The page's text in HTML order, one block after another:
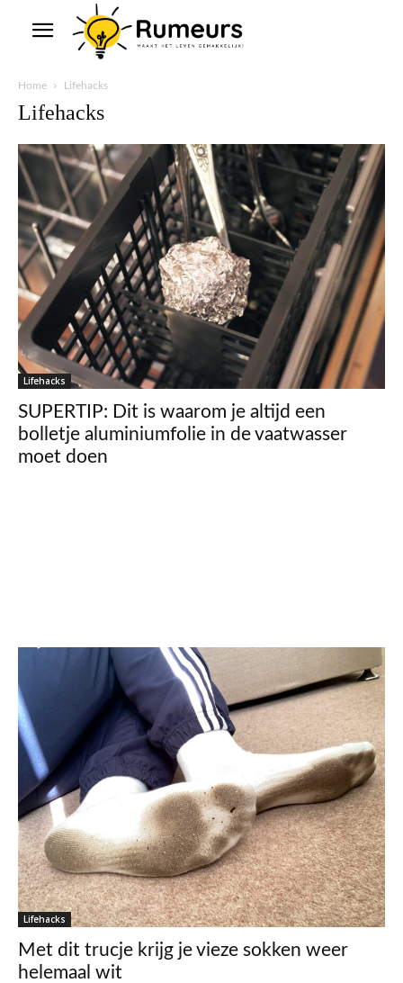
Home Lifehacks
Lifehacks
Lifehacks
SUPERTIP: Dit is waarom je altijd een
bolletje aluminiumfolie in de vaatwasser
moet doen
Lifehacks
Met dit trucje krijg je vieze sokken weer
helemaal wit